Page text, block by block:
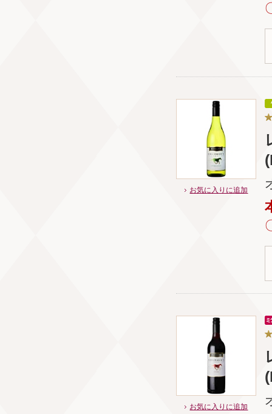
お気に入りに追加
お気に入りに追加